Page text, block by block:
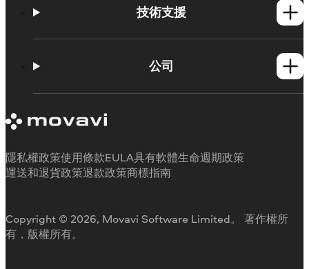
Mac產品
技術支援
學習平台
取消訂閱
退款
公司
客戶評價
為何要選擇我們
工作用
Copyright © 2026, Movavi Software Limited。 著作權所
有，版權所有。
隱私權政策使用條款EULA具有軟體生命週期政策
運送和退貨政策退款政策商標指南